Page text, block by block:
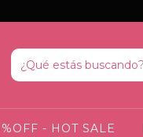
- HOT SALE